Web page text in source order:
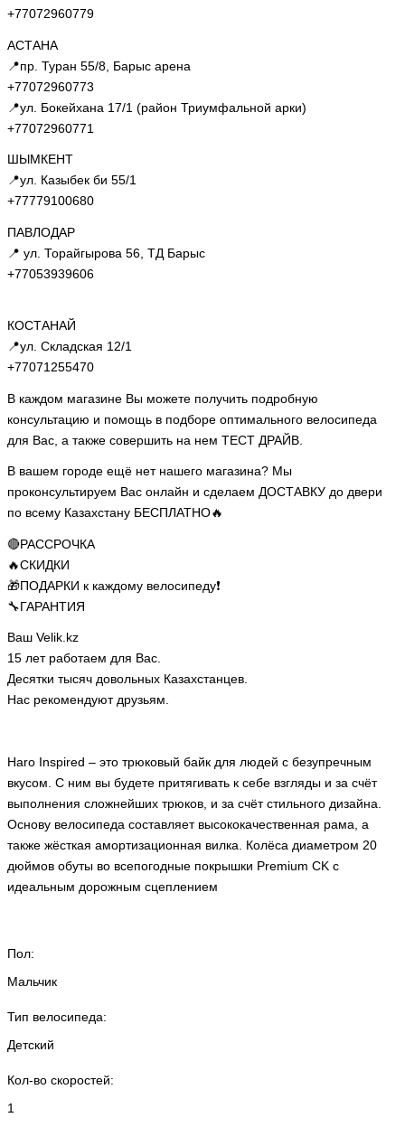
+77072960779
АСТАНА
📍пр. Туран 55/8, Барыс арена
+77072960773
📍ул. Бокейхана 17/1 (район Триумфальной арки)
+77072960771
ШЫМКЕНТ
📍ул. Казыбек би 55/1
+77779100680
ПАВЛОДАР
📍 ул. Торайгырова 56, ТД Барыс
+77053939606
КОСТАНАЙ
📍ул. Складская 12/1
+77071255470
В каждом магазине Вы можете получить подробную
консультацию и помощь в подборе оптимального велосипеда
для Вас, а также совершить на нем ТЕСТ ДРАЙВ.
В вашем городе ещё нет нашего магазина? Мы
проконсультируем Вас онлайн и сделаем ДОСТАВКУ до двери
по всему Казахстану БЕСПЛАТНО🔥
🔴РАССРОЧКА
🔥СКИДКИ
🎁ПОДАРКИ к каждому велосипеду❗
🔧ГАРАНТИЯ
Ваш Velik.kz
15 лет работаем для Вас.
Десятки тысяч довольных Казахстанцев.
Нас рекомендуют друзьям.
Haro Inspired – это трюковый байк для людей с безупречным
вкусом. С ним вы будете притягивать к себе взгляды и за счёт
выполнения сложнейших трюков, и за счёт стильного дизайна.
Основу велосипеда составляет высококачественная рама, а
также жёсткая амортизационная вилка. Колёса диаметром 20
дюймов обуты во всепогодные покрышки Premium CK с
идеальным дорожным сцеплением
Пол:
Мальчик
Тип велосипеда:
Детский
Кол-во скоростей:
1